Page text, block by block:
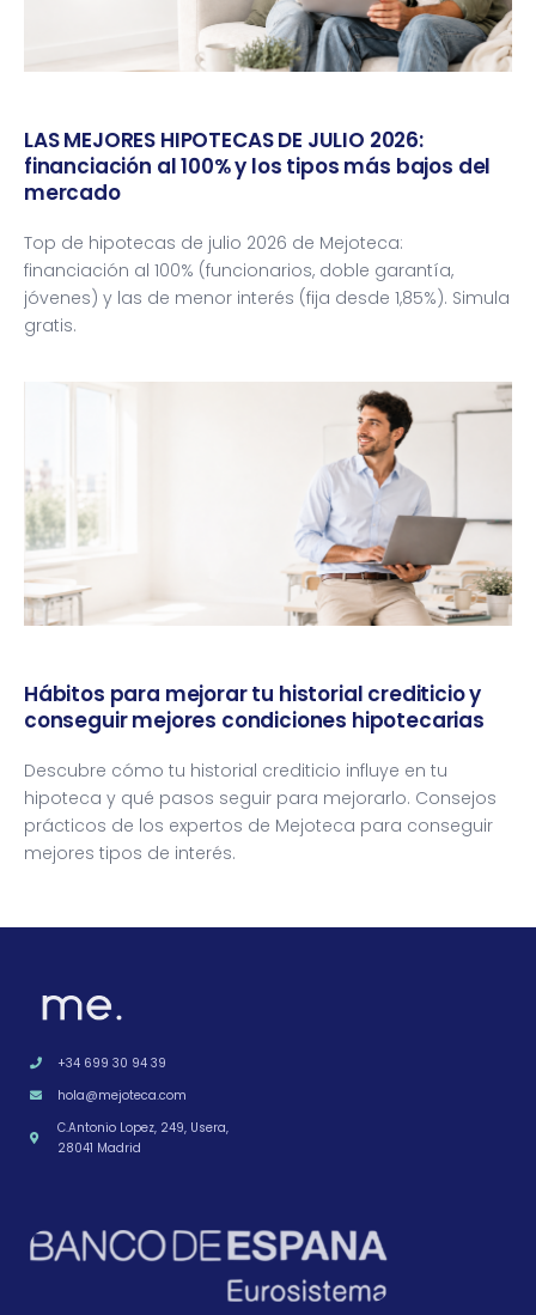
LAS MEJORES HIPOTECAS DE JULIO 2026:
financiación al 100% y los tipos más bajos del
mercado
Top de hipotecas de julio 2026 de Mejoteca:
financiación al 100% (funcionarios, doble garantía,
jóvenes) y las de menor interés (fija desde 1,85%). Simula
gratis.
Hábitos para mejorar tu historial crediticio y
conseguir mejores condiciones hipotecarias
Descubre cómo tu historial crediticio influye en tu
hipoteca y qué pasos seguir para mejorarlo. Consejos
prácticos de los expertos de Mejoteca para conseguir
mejores tipos de interés.
+34 699 30 94 39
hola@mejoteca.com
C.Antonio Lopez, 249, Usera,
28041 Madrid